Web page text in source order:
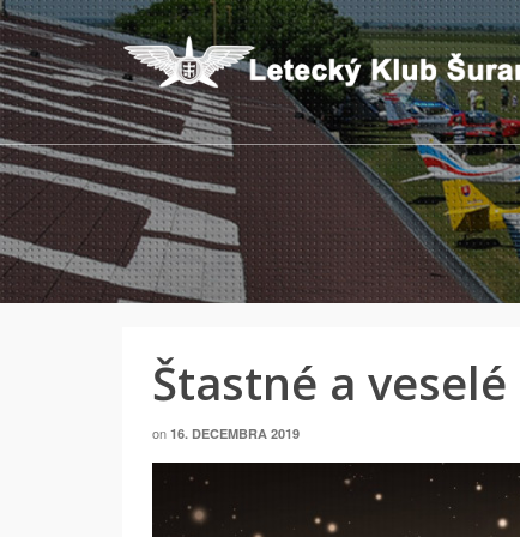
Štastné a
on 16. DECEMBRA 2019